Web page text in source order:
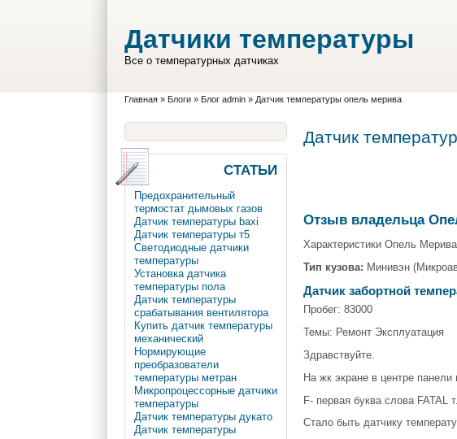
Датчики температуры
Все о температурных датчиках
Вы здесь
Главная» Блоги» Блог admin» Датчик температуры опель мерива
СТАТЬИ
Предохранительный
термостат дымовых газов
Датчик температуры baxi
Датчик температуры т5
Светодиодные датчики
температуры
Установка датчика
температуры пола
Датчик температуры
срабатывания вентилятора
Купить датчик температуры
механический
Нормирующие
преобразователи
температуры метран
Микропроцессорные датчики
температуры
Датчик температуры дукато
Датчик температуры
Датчик
Отзыв владельца
Характеристики Опель Мерива
Тип кузова: Минивэн
Датчик забортной
Пробег: 83000
Темы: Ремонт Эксплуатация
Здравствуйте.
На жк экране в центре панели
F- первая буква слова FATAL
Стало быть датчику